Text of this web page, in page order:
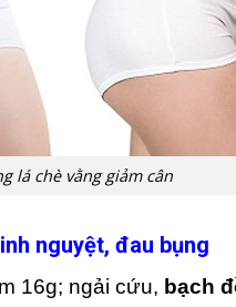
lá chè vằng giảm cân
nguyệt, đau bụng
16g; ngải cứu, bạch